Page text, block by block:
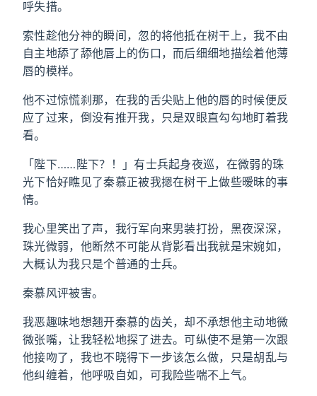
呼失措。
索性趁他分神的瞬间，忽的将他抵在树干上，我不由
自主地舔了舔他唇上的伤口，而后细细地描绘着他薄
唇的模样。
他不过惊慌刹那，在我的舌尖贴上他的唇的时候便反
应了过来，倒没有推开我，只是双眼直勾勾地盯着我
看。
「陛下……陛下？！」有士兵起身夜巡，在微弱的珠
光下恰好瞧见了秦慕正被我摁在树干上做些暧昧的事
情。
我心里笑出了声，我行军向来男装打扮，黑夜深深，
珠光微弱，他断然不可能从背影看出我就是宋婉如，
大概认为我只是个普通的士兵。
秦慕风评被害。
我恶趣味地想翘开秦慕的齿关，却不承想他主动地微
微张嘴，让我轻松地探了进去。可纵使不是第一次跟
他接吻了，我也不晓得下一步该怎么做，只是胡乱与
他纠缠着，他呼吸自如，可我险些喘不上气。